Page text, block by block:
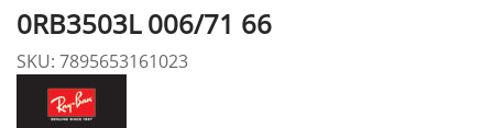
0RB3503L 006/71 66
SKU: 7895653161023